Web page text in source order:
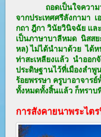
ถอดเป็นใจควา
จากประเทศศรีลังกามา เ
กถา ฎีกา วินัยวินิจฉัย แล
เป็นภาษาบาลีหมด นิสส
หล) ไม่ได้นำมาด้วย ได้ห
ท่าสะเหลียงแล้ว นำออก
ประดิษฐานไว้ที่เมืองลำพู
ร้อยพรรษา ครูบาอาจาร
ทั้งหมดทั้งสิ้นแล้ว ก็ทรา
การสังคายนาพระไต